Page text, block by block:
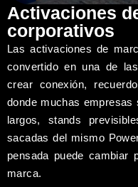
Activaciones
corporativos
Las activaciones de
convertido en una de
crear conexión,
donde muchas empresas
largos, stands
sacadas del mismo
pensada puede cambiar
marca.